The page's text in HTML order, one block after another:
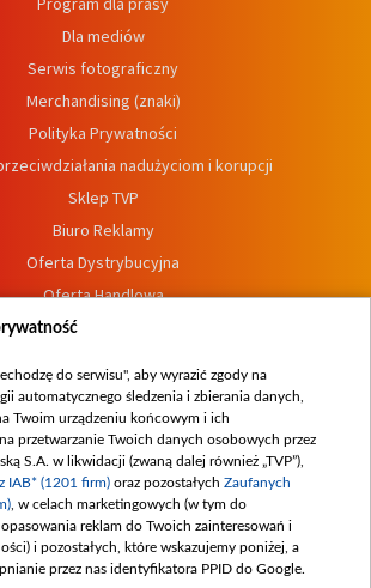
Dla mediów
Serwis fotograficzny
Merchandising (znaki)
Polityka Prywatności
nadużyciom i korupcji
Sklep TVP
Biuro Reklamy
Oferta Dystrybucyjna
Oferta Handlowa
Dostępność
zgłoszeń wewnętrznych
do serwisu", aby wyrazić zgody na
automatycznego śledzenia i zbierania danych,
Twoim urządzeniu końcowym i ich
przetwarzanie Twoich danych osobowych przez
S.A. w likwidacji (zwaną dalej również „TVP”),
IAB* (1201 firm) oraz pozostałych Zaufanych
, w celach marketingowych (w tym do
reklam do Twoich zainteresowań i
i pozostałych, które wskazujemy poniżej, a
przez nas identyfikatora PPID do Google.